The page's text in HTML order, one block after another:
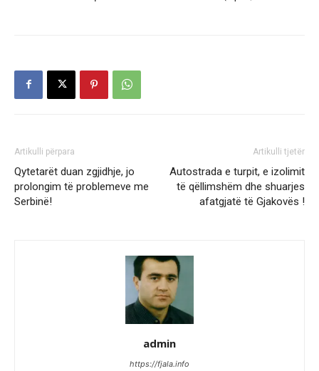
Artikulli përpara
Qytetarët duan zgjidhje, jo
prolongim të problemeve me
Serbinë!
Artikulli tjetër
Autostrada e turpit, e izolimit
të qëllimshëm dhe shuarjes
afatgjatë të Gjakovës !
admin
https://fjala.info